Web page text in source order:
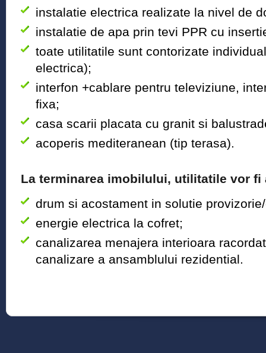
instalatie electrica realizate la nivel de
instalatie de apa prin tevi PPR cu
toate utilitatile sunt contorizate
electrica);
interfon +cablare pentru televiziune,
fixa;
casa scarii placata cu granit si
acoperis mediteranean (tip terasa).
La terminarea imobilului, utilitatile vor fi
drum si acostament in solutie
energie electrica la cofret;
canalizarea menajera interioara
canalizare a ansamblului rezidential.